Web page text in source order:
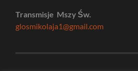
Transmisje Mszy Św.
glosmikolaja1@gmail.com